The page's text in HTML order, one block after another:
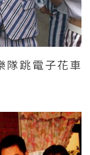
隊跳電子花車